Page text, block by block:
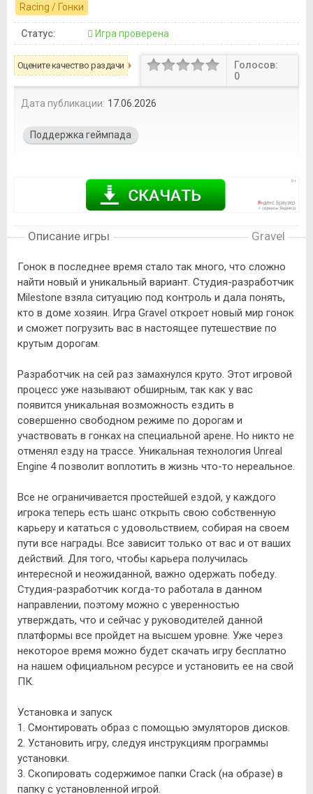
Racing / Гонки
Статус: Игра проверена
Оцените качество раздачи
Голосов:
0
Дата публикации: 17.06.2026
Поддержка геймпада
Описание игры Gravel
Гонок в последнее время стало так много, что сложно
найти новый и уникальный вариант. Студия-разработчик
Milestone взяла ситуацию под контроль и дала понять,
кто в доме хозяин. Игра Gravel откроет новый мир гонок
и сможет погрузить вас в настоящее путешествие по
крутым дорогам.
Разработчик на сей раз замахнулся круто. Этот игровой
процесс уже называют обширным, так как у вас
появится уникальная возможность ездить в
совершенно свободном режиме по дорогам и
участвовать в гонках на специальной арене. Но никто не
отменял езду на трассе. Уникальная технология Unreal
Engine 4 позволит воплотить в жизнь что-то нереальное.
Все не ограничивается простейшей ездой, у каждого
игрока теперь есть шанс открыть свою собственную
карьеру и кататься с удовольствием, собирая на своем
пути все награды. Все зависит только от вас и от ваших
действий. Для того, чтобы карьера получилась
интересной и неожиданной, важно одержать победу.
Студия-разработчик когда-то работала в данном
направлении, поэтому можно с уверенностью
утверждать, что и сейчас у руководителей данной
платформы все пройдет на высшем уровне. Уже через
некоторое время можно будет скачать игру бесплатно
на нашем официальном ресурсе и установить ее на свой
ПК.
Установка и запуск
1. Смонтировать образ с помощью эмуляторов дисков.
2. Установить игру, следуя инструкциям программы
установки.
3. Скопировать содержимое папки Crack (на образе) в
папку с установленной игрой.